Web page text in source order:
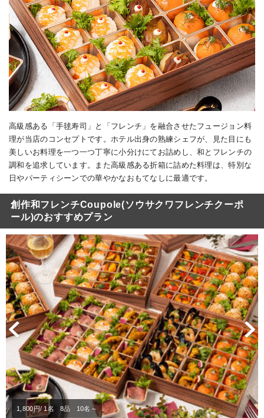
高級感ある「手毬寿司」と「フレンチ」を融合させたフュージョン料
理が当店のコンセプトです。ホテル出身の熟練シェフが、見た目にも
美しいお料理を一つ一つ丁寧に小分けにてお詰めし、和とフレンチの
調和を追求しています。また高級感ある折箱に詰めた料理は、特別な
日やパーティシーンでの華やかなおもてなしに最適です。
創作和フレンチCoupole(ソウサクワフレンチクーポ
ール)のおすすめプラン
Previous
1,800円/ 1名 8品 10名～